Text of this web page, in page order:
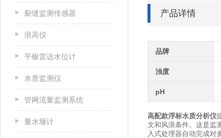
裂缝监测传感器
浪高仪
平板雷达水位计
水质监测仪
管网流量监测系统
量水堰计
产品详情
品牌
浊度
pH
高配款浮标水质分析仪
文和风浪条件。这是监
入式处理器自动完成对